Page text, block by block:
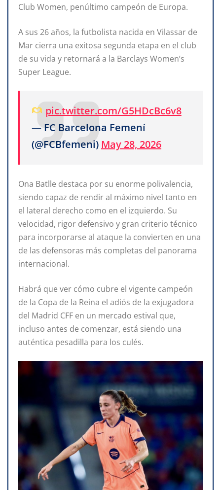
Club Women, penúltimo campeón de Europa.
A sus 26 años, la futbolista nacida en Vilassar de
Mar cierra una exitosa segunda etapa en el club
de su vida y retornará a la Barclays Women’s
Super League.
pic.twitter.com/G5HDcBc6v8
— FC Barcelona Femení
(@FCBfemeni) May 28, 2026
Ona Batlle destaca por su enorme polivalencia,
siendo capaz de rendir al máximo nivel tanto en
el lateral derecho como en el izquierdo. Su
velocidad, rigor defensivo y gran criterio técnico
para incorporarse al ataque la convierten en una
de las defensoras más completas del panorama
internacional.
Habrá que ver cómo cubre el vigente campeón
de la Copa de la Reina el adiós de la exjugadora
del Madrid CFF en un mercado estival que,
incluso antes de comenzar, está siendo una
auténtica pesadilla para los culés.